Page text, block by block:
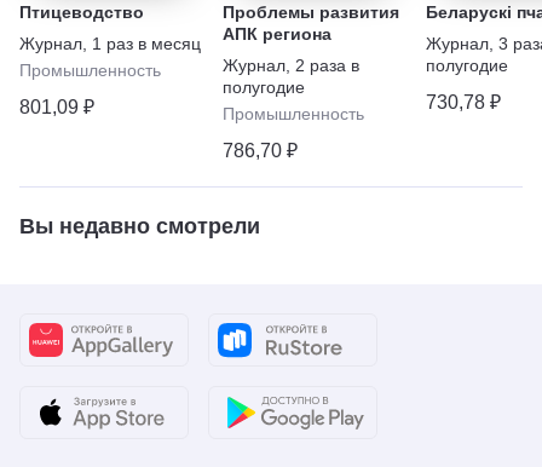
Птицеводство
Журнал 1 раз в месяц
Промышленность
801,09 ₽
Проблемы развития
АПК региона
Журнал 2 раза в
полугодие
Промышленность
786,70 ₽
Беларускi
Журнал 3
полугодие
730,78 ₽
Вы недавно смотрели